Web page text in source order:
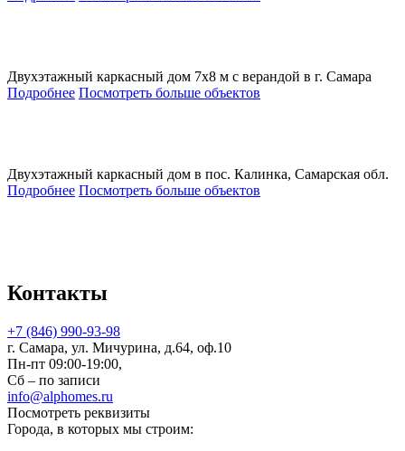
Двухэтажный каркасный дом 7х8 м с верандой в г. Самара
Подробнее Посмотреть больше объектов
Двухэтажный каркасный дом в пос. Калинка, Самарская обл.
Подробнее Посмотреть больше объектов
Контакты
+7 (846) 990-93-98
г. Самара, ул. Мичурина, д.64, оф.10
Пн-пт 09:00-19:00,
Сб – по записи
info@alphomes.ru
Посмотреть реквизиты
Города, в которых мы строим: